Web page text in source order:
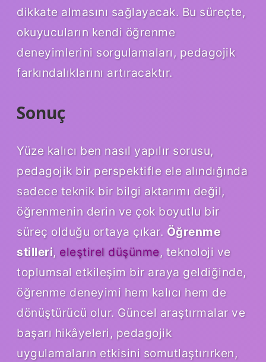
dikkate almasını sağlayacak. Bu süreçte,
okuyucuların kendi öğrenme
deneyimlerini sorgulamaları, pedagojik
farkındalıklarını artıracaktır.
Sonuç
Yüze kalıcı ben nasıl yapılır sorusu,
pedagojik bir perspektifle ele alındığında
sadece teknik bir bilgi aktarımı değil,
öğrenmenin derin ve çok boyutlu bir
süreç olduğu ortaya çıkar. Öğrenme
stilleri, eleştirel düşünme, teknoloji ve
toplumsal etkileşim bir araya geldiğinde,
öğrenme deneyimi hem kalıcı hem de
dönüştürücü olur. Güncel araştırmalar ve
başarı hikâyeleri, pedagojik
uygulamaların etkisini somutlaştırırken,